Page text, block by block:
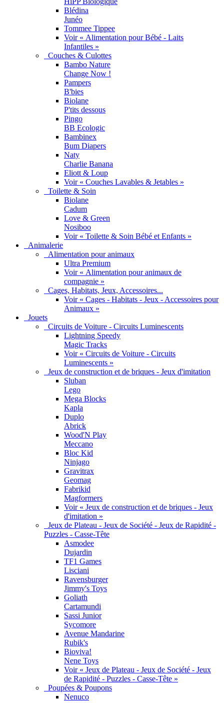
Blédina
Junéo
Tommee Tippee
Voir « Alimentation pour Bébé - Laits
Infantiles »
Couches & Culottes
Bambo Nature
Change Now !
Pampers
B'bies
Biolane
P'tits dessous
Pingo
BB Ecologic
Bambinex
Bum Diapers
Naty
Charlie Banana
Eliott & Loup
Voir « Couches Lavables & Jetables »
Toilette & Soin
Biolane
Cadum
Love & Green
Nosiboo
Voir « Toilette & Soin Bébé et Enfants »
Animalerie
Alimentation pour animaux
Ultra Premium
Voir « Alimentation pour animaux de
compagnie »
Cages, Habitats, Jeux, Accessoires...
Voir « Cages - Habitats - Jeux - Accessoires pour
Animaux »
Jouets
Circuits de Voiture - Circuits Luminescents
Lightning Speedy
Magic Tracks
Voir « Circuits de Voiture - Circuits
Luminescents »
Jeux de construction et de briques - Jeux d'imitation
Sluban
Lego
Mega Blocks
Kapla
Duplo
Abrick
Wood'N Play
Meccano
Bloc Kid
Ninjago
Gravitrax
Geomag
Fabrikid
Magformers
Voir « Jeux de construction et de briques - Jeux
d'imitation »
Jeux de Plateau - Jeux de Société - Jeux de Rapidité -
Puzzles - Casse-Tête
Asmodee
Dujardin
TF1 Games
Lisciani
Ravensburger
Jimmy's Toys
Goliath
Cartamundi
Sassi Junior
Sycomore
Avenue Mandarine
Rubik's
Bioviva!
Nene Toys
Voir « Jeux de Plateau - Jeux de Société - Jeux
de Rapidité - Puzzles - Casse-Tête »
Poupées & Poupons
Nenuco